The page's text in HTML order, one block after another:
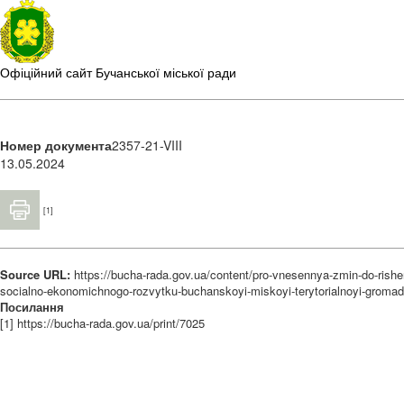
Офіційний сайт Бучанської міської ради
Номер документа2357-21-VIII
13.05.2024
[1]
Source URL: https://bucha-rada.gov.ua/content/pro-vnesennya-zmin-do-
socialno-ekonomichnogo-rozvytku-buchanskoyi-miskoyi-terytorialnoyi-
Посилання
[1] https://bucha-rada.gov.ua/print/7025